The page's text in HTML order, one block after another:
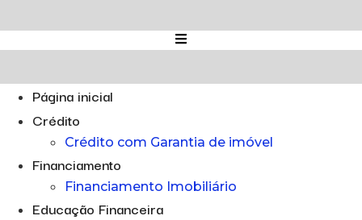
para
o
Página inicial
Crédito
Crédito com Garantia de imóvel
Financiamento
Financiamento Imobiliário
Educação Financeira